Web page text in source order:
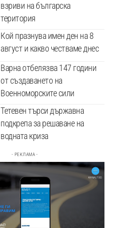
взриви на българска
територия
Кой празнува имен ден на 8
август и какво честваме днес
Варна отбелязва 147 години
от създаването на
Военноморските сили
Тетевен търси държавна
подкрепа за решаване на
водната криза
- РЕКЛАМА -